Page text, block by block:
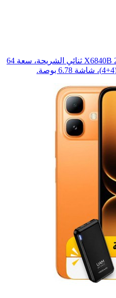
موبايل إنفينكس سمارت 20 X6840B ثنائي الشريحة، سعة 64